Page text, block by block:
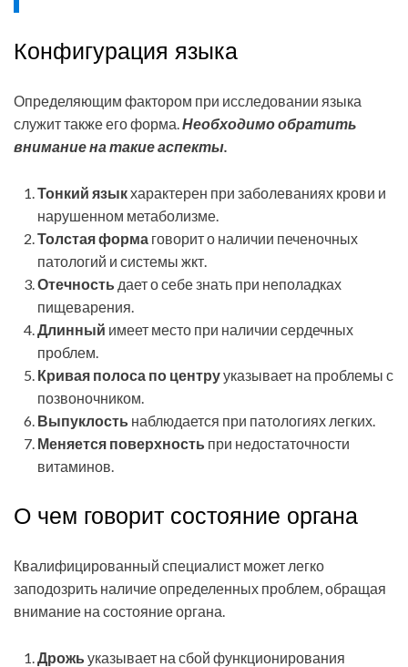
Конфигурация языка
Определяющим фактором при исследовании языка
служит также его форма.Необходимо обратить
внимание на такие аспекты.
Тонкий языкхарактерен при заболеваниях крови и
нарушенном метаболизме.
Толстая форма говорит о наличии печеночных
патологий и системы жкт.
Отечность дает о себе знать при неполадках
пищеварения.
Длинный имеет место при наличии сердечных
проблем.
Кривая полоса по центрууказывает на проблемы с
позвоночником.
Выпуклость наблюдается при патологиях легких.
Меняется поверхность при недостаточности
витаминов.
О чем говорит состояние органа
Квалифицированный специалист может легко
заподозрить наличие определенных проблем, обращая
внимание на состояние органа.
Дрожь указывает на сбой функционирования